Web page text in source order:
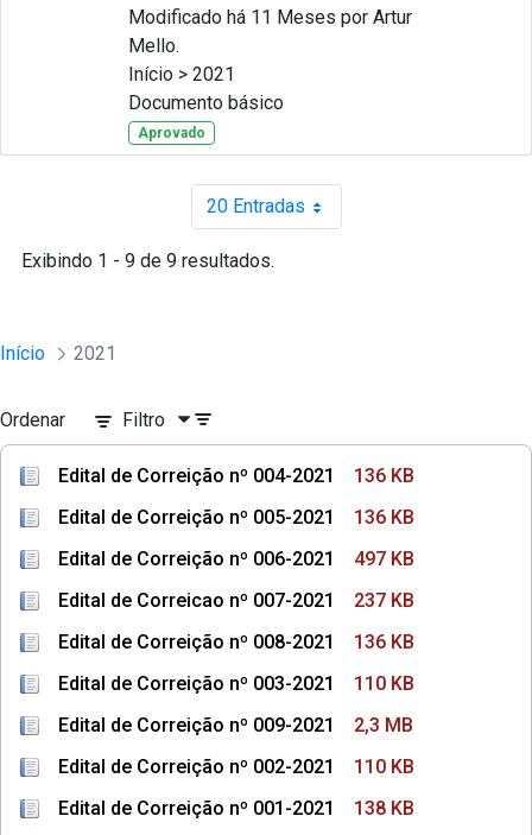
Modificado há 11 Meses por Artur
Mello.
Início > 2021
Documento básico
Aprovado
20 EntradasPor página
Exibindo 1 - 9 de 9 resultados.
Início 2021
Ordenar Filtro
Edital de Correição nº 004-2021
136 KB
Edital de Correição nº 005-2021
136 KB
Edital de Correição nº 006-2021
497 KB
Edital de Correicao nº 007-2021
237 KB
Edital de Correição nº 008-2021
136 KB
Edital de Correição nº 003-2021
110 KB
Edital de Correição nº 009-2021
2,3 MB
Edital de Correição nº 002-2021
110 KB
Edital de Correição nº 001-2021
138 KB